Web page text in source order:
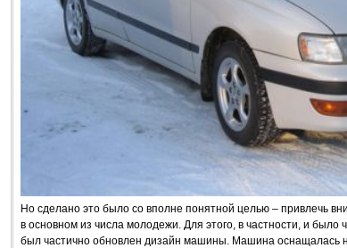
Но сделано это было со вполне понятной целью – привлечь
в основном из числа молодежи. Для этого, в частности, и было
был частично обновлен дизайн машины. Машина оснащалась